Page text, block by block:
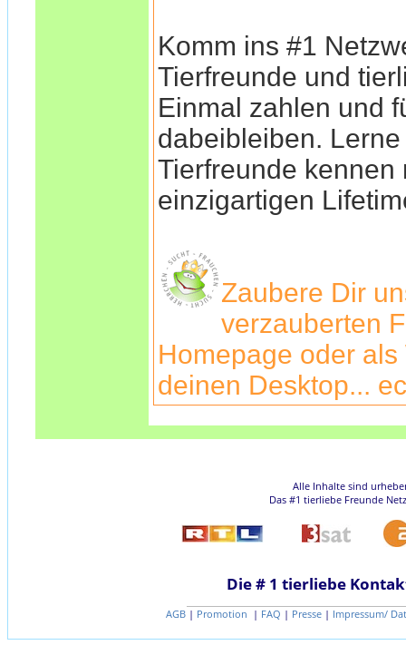
Komm ins #1
Tierfreunde und
Einmal zahlen und
dabeibleiben.
Tierfreunde kennen
einzigartigen
Zaubere Dir
verzauberten
Homepage oder
deinen Desktop...
Alle Inhalte sind
Das #1 tierliebe Freunde
Die # 1 tierliebe
AGB | Promotion | FAQ | Presse | Impressum/